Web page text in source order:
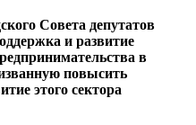
Совета депутатов
и развитие
в
повысить
этого сектора